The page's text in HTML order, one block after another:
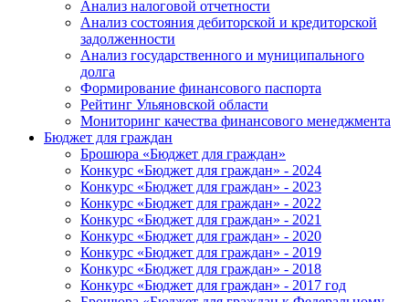
Анализ налоговой отчетности
Анализ состояния дебиторской и кредиторской
задолженности
Анализ государственного и муниципального
долга
Формирование финансового паспорта
Рейтинг Ульяновской области
Мониторинг качества финансового менеджмента
Бюджет для граждан
Брошюра «Бюджет для граждан»
Конкурс «Бюджет для граждан» - 2024
Конкурс «Бюджет для граждан» - 2023
Конкурс «Бюджет для граждан» - 2022
Конкурс «Бюджет для граждан» - 2021
Конкурс «Бюджет для граждан» - 2020
Конкурс «Бюджет для граждан» - 2019
Конкурс «Бюджет для граждан» - 2018
Конкурс «Бюджет для граждан» - 2017 год